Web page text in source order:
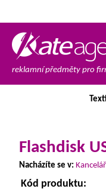
reklamní předměty pro
Flashdisk
Nacházíte se v:
Kód produktu: